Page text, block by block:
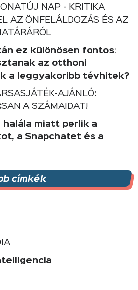
NAP - KRITIKA
AZ ÖNFELÁLDOZÁS ÉS AZ
ez különösen fontos:
az otthoni
a leggyakoribb tévhitek?
AJÁNLÓ:
A SZÁMAIDAT!
halála miatt perlik a
a Snapchatet és a
címkék